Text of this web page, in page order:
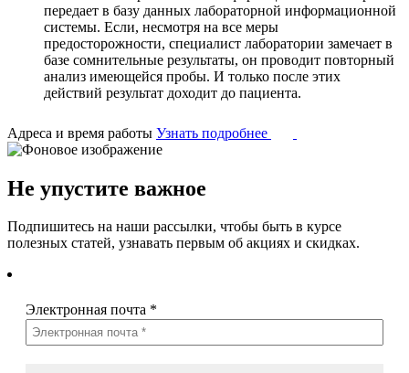
передает в базу данных лабораторной информационной
системы. Если, несмотря на все меры
предосторожности, специалист лаборатории замечает в
базе сомнительные результаты, он проводит повторный
анализ имеющейся пробы. И только после этих
действий результат доходит до пациента.
Адреса и время работы Узнать подробнее
Не упустите важное
Подпишитесь на наши рассылки, чтобы быть в курсе
полезных статей, узнавать первым об акциях и скидках.
Электронная почта *